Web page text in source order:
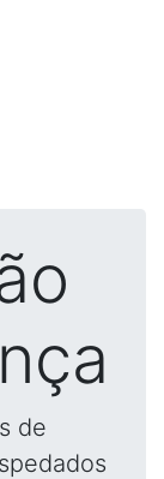
de